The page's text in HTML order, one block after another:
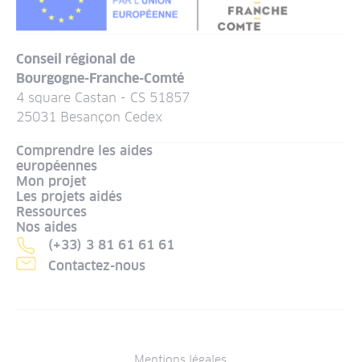
Conseil régional de
Bourgogne-Franche-Comté
4 square Castan - CS 51857
25031 Besançon Cedex
Comprendre les aides
européennes
Mon projet
Les projets aidés
Ressources
Nos aides
(+33) 3 81 61 61 61
Contactez-nous